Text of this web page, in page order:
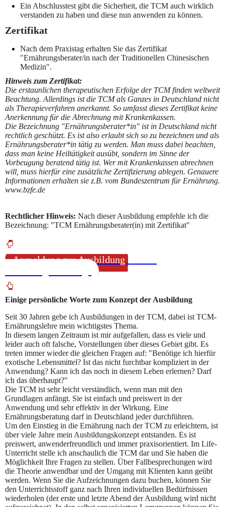
Ein Abschlusstest gibt die Sicherheit, die TCM auch wirklich
verstanden zu haben und diese nun anwenden zu können.
Zertifikat
Nach dem Praxistag erhalten Sie das Zertifikat
"Ernährungsberater/in nach der Traditionellen Chinesischen
Medizin".
Hinweis zum Zertifikat:
Die erstaunlichen therapeutischen Erfolge der TCM finden weltweit
Beachtung. Allerdings ist die TCM als Ganzes in Deutschland nicht
als Therapieverfahren anerkannt. So umfasst dieses Zertifikat keine
Anerkennung für die Abrechnung mit Krankenkassen.
Die Bezeichnung "Ernährungsberater*in" ist in Deutschland nicht
rechtlich geschützt. Es ist also erlaubt sich so zu bezeichnen und als
Ernährungsberater*in tätig zu werden. Man muss dabei beachten,
dass man keine Heiltätigkeit ausübt, sondern im Sinne der
Vorbeugung beratend tätig ist. Wer mit Krankenkassen abrechnen
will, muss hierfür eine zusätzliche Zertifizierung ablegen. Genauere
Informationen erhalten sie z.B. vom Bundeszentrum für Ernährung.
www.bzfe.de
Rechtlicher Hinweis: Nach dieser Ausbildung empfehle ich die
Bezeichnung: "TCM Ernährungsberater(in) mit Zertifikat"
Anmeldung zur Ausbildung "TCM-
Einige persönliche Worte zum Konzept der Ausbildung
Seit 30 Jahren gebe ich Ausbildungen in der TCM, dabei ist TCM-
Ernährungslehre mein wichtigstes Thema.
In diesem langen Zeitraum ist mir aufgefallen, dass es viele und
leider auch oft falsche, Vorstellungen über dieses Gebiet gibt. Es
treten immer wieder die gleichen Fragen auf: "Benötige ich hierfür
exotische Lebensmittel? Ist das nicht furchtbar kompliziert in der
Anwendung? Kann ich das noch in diesem Leben erlernen? Darf
ich das überhaupt?"
Die TCM ist sehr leicht verständlich, wenn man mit den
Grundlagen anfängt. Sie ist einfach und preiswert in der
Anwendung und sehr effektiv in der Wirkung. Eine
Ernährungsberatung darf in Deutschland jeder durchführen.
Um den Einstieg in die Ernährung nach der TCM zu erleichtern, ist
über viele Jahre mein Ausbildungskonzept entstanden. Es ist
preiswert, anwenderfreundlich und immer praxisorientiert. Im Life-
Unterricht stelle ich anschaulich die TCM dar und Sie haben die
Möglichkeit Ihre Fragen zu stellen. Über Fallbesprechungen wird
die Theorie anwendbar und der Umgang mit Klienten kann geübt
werden. Wenn Sie die Aufzeichnungen dazu buchen, können Sie
den Unterrichtsstoff ganz nach Ihren individuellen Bedürfnissen
wiederholen (der erste und letzte Abend der Ausbildung wird nicht